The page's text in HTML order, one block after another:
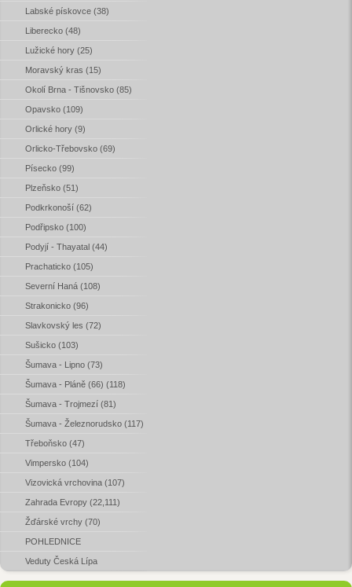
Labské pískovce (38)
Liberecko (48)
Lužické hory (25)
Moravský kras (15)
Okolí Brna - Tišnovsko (85)
Opavsko (109)
Orlické hory (9)
Orlicko-Třebovsko (69)
Písecko (99)
Plzeňsko (51)
Podkrkonoší (62)
Podřipsko (100)
Podyjí - Thayatal (44)
Prachaticko (105)
Severní Haná (108)
Strakonicko (96)
Slavkovský les (72)
Sušicko (103)
Šumava - Lipno (73)
Šumava - Pláně (66) (118)
Šumava - Trojmezí (81)
Šumava - Železnorudsko (117)
Třeboňsko (47)
Vimpersko (104)
Vizovická vrchovina (107)
Zahrada Evropy (22,111)
Žďárské vrchy (70)
POHLEDNICE
Veduty Česká Lípa